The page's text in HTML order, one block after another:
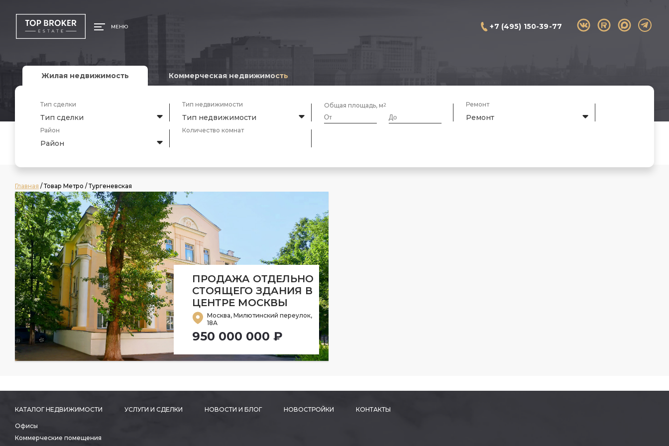
МЕНЮ +7 (495) 150-39-77
Жилая недвижимость Коммерческая недвижимость
Тип сделки
Тип сделки
Тип недвижимости
Тип недвижимости
Общая площадь, м Ремонт
Ремонт
Район
Район
Количество комнат
Главная / Товар Метро / Тургеневская
ПРОДАЖА ОТДЕЛЬНО
СТОЯЩЕГО ЗДАНИЯ В
ЦЕНТРЕ МОСКВЫ
Москва, Милютинский переулок,
18А
950 000 000 ₽
КАТАЛОГ НЕДВИЖИМОСТИ
Офисы
Коммерческие помещения
УСЛУГИ И СДЕЛКИ НОВОСТИ И БЛОГ НОВОСТРОЙКИ КОНТАКТЫ